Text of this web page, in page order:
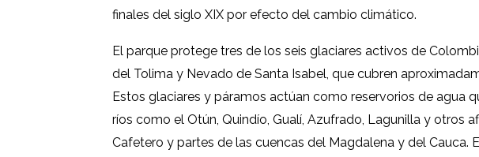
finales del siglo XIX por efecto del cambio climático.
El parque protege tres de los seis glaciares activos de
del Tolima y Nevado de Santa Isabel, que cubren
Estos glaciares y páramos actúan como reservorios de agua
ríos como el Otún, Quindío, Gualí, Azufrado, Lagunilla y otros
Cafetero y partes de las cuencas del Magdalena y del Cauca.